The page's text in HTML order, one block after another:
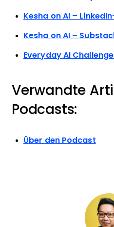
Kesha on AI –
Kesha on AI –
Everyday AI
Verwandte
Podcasts:
Über den Podcast